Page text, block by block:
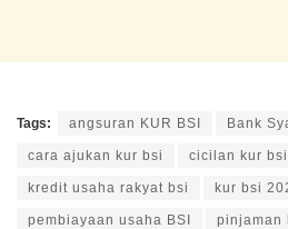
Tags: angsuran KUR BSI Bank
cara ajukan kur bsi cicilan kur bsi
kredit usaha rakyat bsi kur bsi
pembiayaan usaha BSI pinjaman